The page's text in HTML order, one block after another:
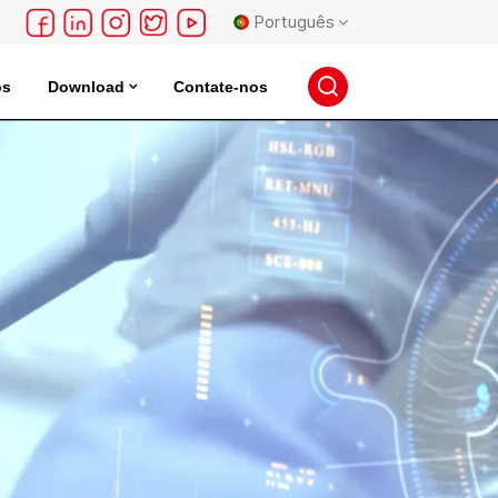
Português
English
français
русский
español
português
日本語
Download Contate-nos